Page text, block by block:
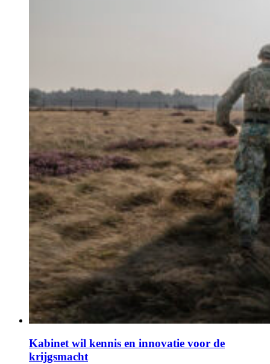
Kabinet wil kennis en innovatie voor de
krijgsmacht